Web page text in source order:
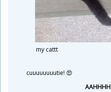
my cattt
cuuuuuuuutie! 😍